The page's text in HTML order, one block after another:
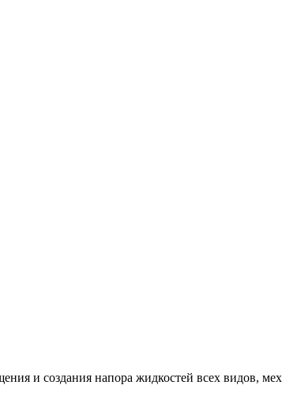
и создания напора жидкостей всех видов,